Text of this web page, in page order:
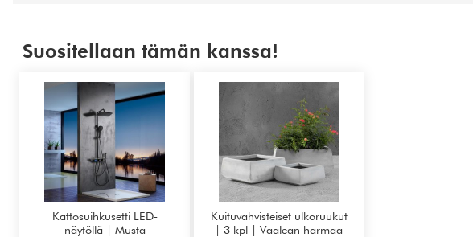
Suositellaan tämän kanssa!
Kattosuihkusetti LED-
näytöllä | Musta
Kuituvahvisteiset ulkoruukut
| 3 kpl | Vaalean harmaa